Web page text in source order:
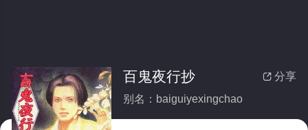
 分享
百鬼夜行抄
别名：baiguiyexingchao